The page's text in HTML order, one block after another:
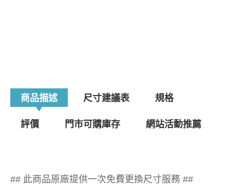
商品描述 尺寸建議表 規格
評價 門市可購庫存 網站活動推薦
## 此商品原廠提供一次免費更換尺寸服務 ##